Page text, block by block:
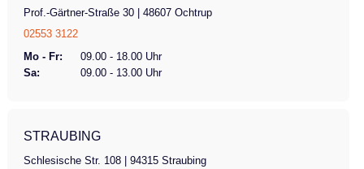
Prof.-Gärtner-Straße 30 | 48607 Ochtrup
02553 3122
Mo - Fr:
09.00 - 18.00 Uhr
Sa:
09.00 - 13.00 Uhr
STRAUBING
Schlesische Str. 108 | 94315 Straubing